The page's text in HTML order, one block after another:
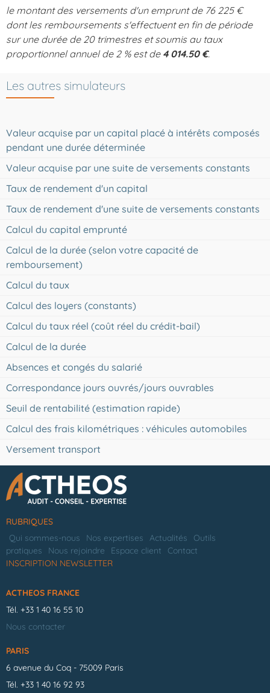
le montant des versements d'un emprunt de 76 225 €
dont les remboursements s'effectuent en fin de période
sur une durée de 20 trimestres et soumis au taux
proportionnel annuel de 2 % est de 4 014.50 €.
Les autres simulateurs
Valeur acquise par un capital placé à intérêts composés
pendant une durée déterminée
Valeur acquise par une suite de versements constants
Taux de rendement d'un capital
Taux de rendement d'une suite de versements constants
Calcul du capital emprunté
Calcul de la durée (selon votre capacité de
remboursement)
Calcul du taux
Calcul des loyers (constants)
Calcul du taux réel (coût réel du crédit-bail)
Calcul de la durée
Absences et congés du salarié
Correspondance jours ouvrés/jours ouvrables
Seuil de rentabilité (estimation rapide)
Calcul des frais kilométriques : véhicules automobiles
Versement transport
RUBRIQUES
Qui sommes-nous
Nos expertises Actualités
Outils
pratiques
Nous rejoindre Espace client
Contact
INSCRIPTION NEWSLETTER
ACTHEOS FRANCE
Tél. +33 1 40 16 55 10
Nous contacter
PARIS
6 avenue du Coq - 75009 Paris
Tél. +33 1 40 16 92 93